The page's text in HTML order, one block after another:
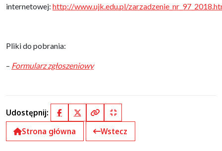
internetowej: http://www.ujk.edu.pl/
Pliki do pobrania:
– Formularz zgłoszeniowy
Udostępnij: FacebookX (Twitter)
Kopiuj pełny link
Kopiuj krótki link
Strona główna
Wstecz